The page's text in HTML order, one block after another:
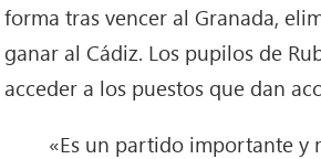
forma tras vencer al Granada,
ganar al Cádiz. Los pupilos de
acceder a los puestos que dan
«Es un partido importante y